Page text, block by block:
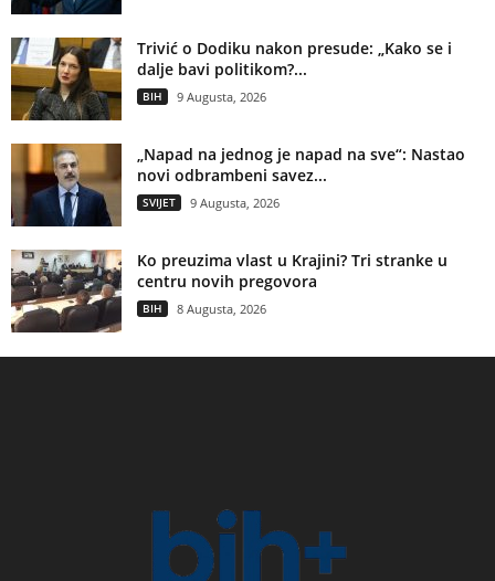
Trivić o Dodiku nakon presude: „Kako se i
dalje bavi politikom?...
BIH 9 Augusta, 2026
„Napad na jednog je napad na sve“: Nastao
novi odbrambeni savez...
SVIJET 9 Augusta, 2026
Ko preuzima vlast u Krajini? Tri stranke u
centru novih pregovora
BIH 8 Augusta, 2026